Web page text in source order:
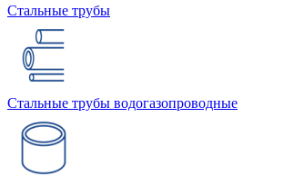
Стальные трубы
Стальные трубы водогазопроводные